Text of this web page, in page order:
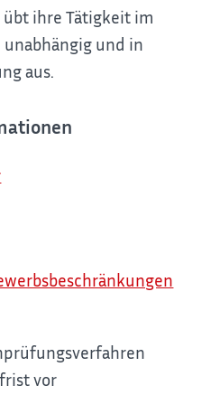
übt ihre Tätigkeit im
unabhängig und in
aus.
vor